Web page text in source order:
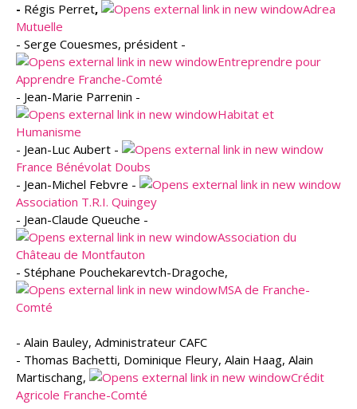
- Régis Perret,
Adrea
Mutuelle
- Serge Couesmes, président -
Entreprendre pour
Apprendre Franche-Comté
- Jean-Marie Parrenin -
Habitat et
Humanisme
- Jean-Luc Aubert -
France Bénévolat Doubs
- Jean-Michel Febvre -
Association T.R.I. Quingey
- Jean-Claude Queuche -
Association du
Château de Montfauton
- Stéphane Pouchekarevtch-Dragoche,
MSA de Franche-
Comté
- Alain Bauley, Administrateur CAFC
- Thomas Bachetti, Dominique Fleury, Alain Haag, Alain
Martischang,
Crédit
Agricole Franche-Comté